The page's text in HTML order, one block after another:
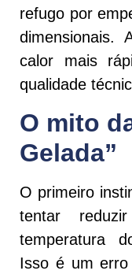
refugo por
dimensionais.
calor mais
qualidade
O mito
Gelada”
O primeiro
tentar
temperatura
Isso é um erro